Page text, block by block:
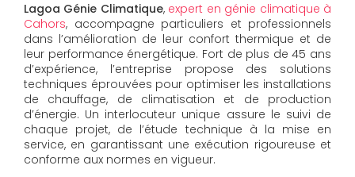
Lagoa Génie Climatique, expert en génie climatique à
Cahors, accompagne particuliers et professionnels
dans l’amélioration de leur confort thermique et de
leur performance énergétique. Fort de plus de 45 ans
d’expérience, l’entreprise propose des solutions
techniques éprouvées pour optimiser les installations
de chauffage, de climatisation et de production
d’énergie. Un interlocuteur unique assure le suivi de
chaque projet, de l’étude technique à la mise en
service, en garantissant une exécution rigoureuse et
conforme aux normes en vigueur.